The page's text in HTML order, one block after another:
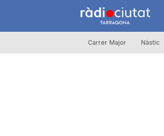
R
à
Carrer Major Nàstic